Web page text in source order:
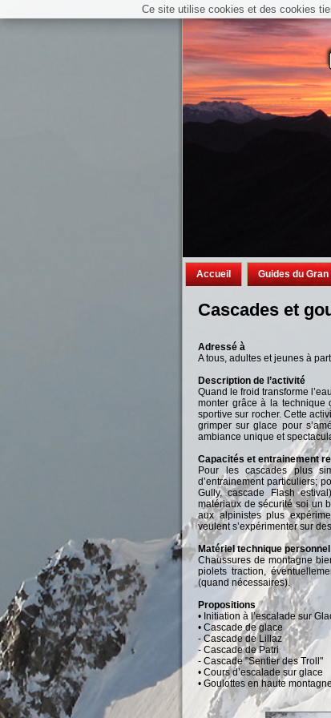
Accueil Guides du
Cascades et
Adressé à
A tous, adultes et jeunes à
Description de l’activité
Quand le froid transforme
monter grâce à la technique
sportive sur rocher. Cette
grimper sur glace pour
ambiance unique et
Capacités et entrainement
Pour les cascades plus
d’entrainement particuliers;
Gully, cascade Flash
matériaux de sécurité soi un
aux alpinistes plus
veulent s’expérimenter sur
Matériel technique personnel
Chaussures de montagne
piolets traction,
(quand nécessaires).
Propositions
• Initiation à l’escalade sur
• Cascade de glace
- Cascade de Lillaz
- Cascade de Patri
- Cascade "Sentier des Troll"
• Cours d’escalade sur glace
• Goulottes en haute
Ce site utilise cookies et des cookies